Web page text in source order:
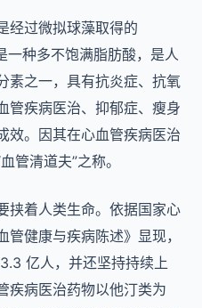
经过微拟球藻取得的
一种多不饱满脂肪酸，是人
素之一，具有抗炎症、抗氧
管疾病医治、抑郁症、瘦身
效。因其在心血管疾病医治
管清道夫”之称。
挟着人类生命。依据国家心
健康与疾病陈述》显现，
亿人，并还坚持持续上
疾病医治药物以他汀类为